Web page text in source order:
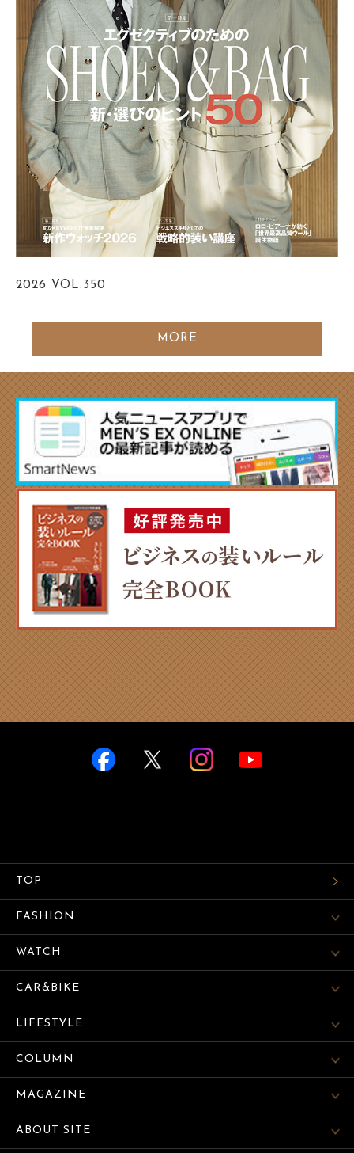
2026 VOL.350
MORE
TOP
FASHION
WATCH
CAR&BIKE
LIFESTYLE
COLUMN
MAGAZINE
ABOUT SITE